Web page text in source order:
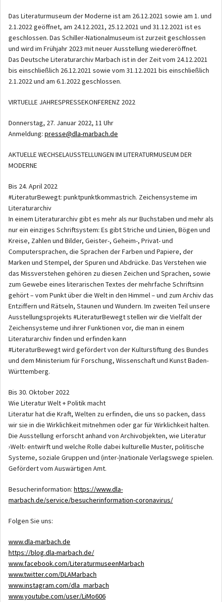
Das Literaturmuseum der Moderne ist am 26.12.2021 sowie am 1. und
2.1.2022 geöffnet, am 24.12.2021, 25.12.2021 und 31.12.2021 ist es
geschlossen. Das Schiller-Nationalmuseum ist zurzeit geschlossen
und wird im Frühjahr 2023 mit neuer Ausstellung wiedereröffnet.
Das Deutsche Literaturarchiv Marbach ist in der Zeit vom 24.12.2021
bis einschließlich 26.12.2021 sowie vom 31.12.2021 bis einschließlich
2.1.2022 und am 6.1.2022 geschlossen.
VIRTUELLE JAHRESPRESSEKONFERENZ 2022
Donnerstag, 27. Januar 2022, 11 Uhr
Anmeldung: presse@dla-marbach.de
AKTUELLE WECHSELAUSSTELLUNGEN IM LITERATURMUSEUM DER
MODERNE
Bis 24. April 2022
#LiteraturBewegt: punktpunktkommastrich. Zeichensysteme im
Literaturarchiv
In einem Literaturarchiv gibt es mehr als nur Buchstaben und mehr als
nur ein einziges Schriftsystem: Es gibt Striche und Linien, Bögen und
Kreise, Zahlen und Bilder, Geister-, Geheim-, Privat- und
Computersprachen, die Sprachen der Farben und Papiere, der
Marken und Stempel, der Spuren und Abdrücke. Das Verstehen wie
das Missverstehen gehören zu diesen Zeichen und Sprachen, sowie
zum Gewebe eines literarischen Textes der mehrfache Schriftsinn
gehört – vom Punkt über die Welt in den Himmel – und zum Archiv das
Entziffern und Rätseln, Staunen und Wundern. Im zweiten Teil unsere
Ausstellungsprojekts #LiteraturBewegt stellen wir die Vielfalt der
Zeichensysteme und ihrer Funktionen vor, die man in einem
Literaturarchiv finden und erfinden kann
#LiteraturBewegt wird gefördert von der Kulturstiftung des Bundes
und dem Ministerium für Forschung, Wissenschaft und Kunst Baden-
Württemberg.
Bis 30. Oktober 2022
Wie Literatur Welt + Politik macht
Literatur hat die Kraft, Welten zu erfinden, die uns so packen, dass
wir sie in die Wirklichkeit mitnehmen oder gar für Wirklichkeit halten.
Die Ausstellung erforscht anhand von Archivobjekten, wie Literatur
›Welt‹ entwirft und welche Rolle dabei kulturelle Muster, politische
Systeme, soziale Gruppen und (inter-)nationale Verlagswege spielen.
Gefördert vom Auswärtigen Amt.
Besucherinformation: https://www.dla-
marbach.de/service/besucherinformation-coronavirus/
Folgen Sie uns:
www.dla-marbach.de
https://blog.dla-marbach.de/
www.facebook.com/LiteraturmuseenMarbach
www.twitter.com/DLAMarbach
www.instagram.com/dla_marbach
www.youtube.com/user/LiMo606